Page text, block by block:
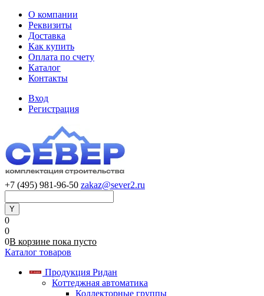
О компании
Реквизиты
Доставка
Как купить
Оплата по счету
Каталог
Контакты
Вход
Регистрация
+7 (495) 981-96-50 zakaz@sever2.ru
0
0
0В корзине пока пусто
Каталог товаров
Продукция Ридан
Коттеджная автоматика
Коллекторные группы